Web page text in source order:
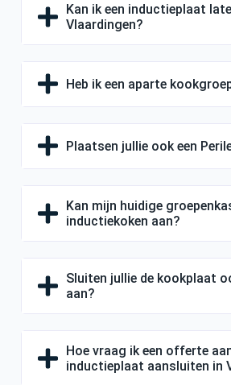
Kan ik een inductieplaat
Vlaardingen?
Heb ik een aparte
Plaatsen jullie ook een
Kan mijn huidige
inductiekoken aan?
Sluiten jullie de kookplaat
aan?
Hoe vraag ik een offerte
inductieplaat aansluiten in